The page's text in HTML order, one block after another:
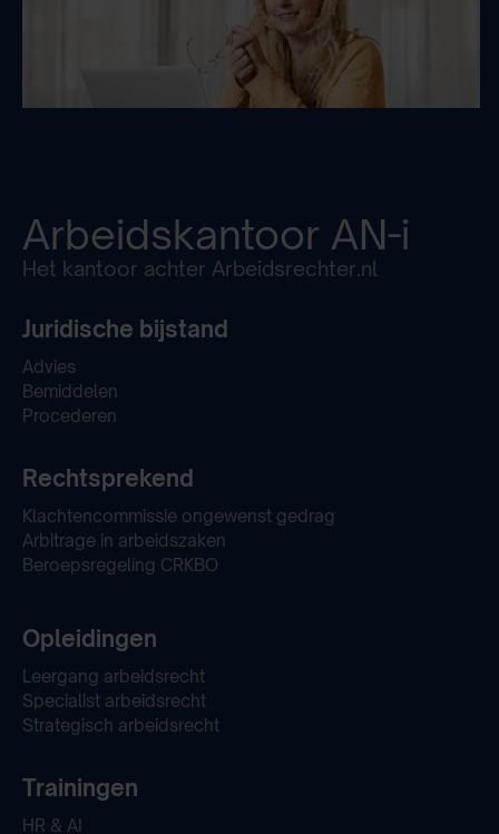
Arbeidskantoor AN-i
Het kantoor achter Arbeidsrechter.nl
Juridische bijstand
Advies
Bemiddelen
Procederen
Rechtsprekend
Klachtencommissie ongewenst gedrag
Arbitrage in arbeidszaken
Beroepsregeling CRKBO
Opleidingen
Leergang arbeidsrecht
Specialist arbeidsrecht
Strategisch arbeidsrecht
Trainingen
HR & AI